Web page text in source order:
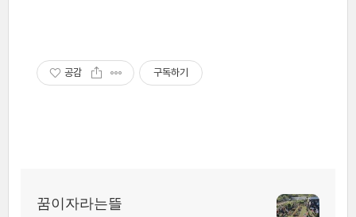
공감 구독하기
꿈이자라는뜰